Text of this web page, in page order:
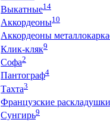
Выкатные14
Аккордеоны10
Аккордеоны
Клик-кляк9
Софа2
Пантограф4
Тахта3
Французские раскладушки
Сунгирь9